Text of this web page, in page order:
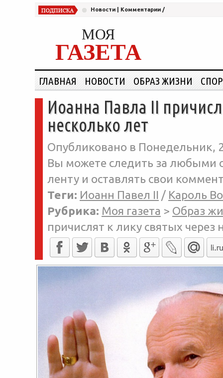
Новости Комментарии /
МОЯ
ГАЗЕТА
ГЛАВНАЯ НОВОСТИ ОБРАЗ ЖИЗНИ
Иоанна Павла II
несколько лет
Опубликовано в Понедельник,
Вы можете следить за любыми
ленту и оставлять свои
Теги: Иоанн Павел II / Кароль
Рубрика: Моя газета > Образ
причислят к лику святых через